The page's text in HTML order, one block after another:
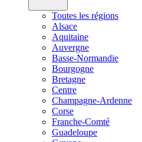
Toutes les régions
Alsace
Aquitaine
Auvergne
Basse-Normandie
Bourgogne
Bretagne
Centre
Champagne-Ardenne
Corse
Franche-Comté
Guadeloupe